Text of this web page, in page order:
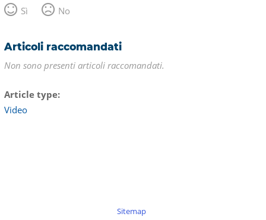
Sì
No
Articoli raccomandati
Non sono presenti articoli raccomandati.
Article type
Video
Sitemap